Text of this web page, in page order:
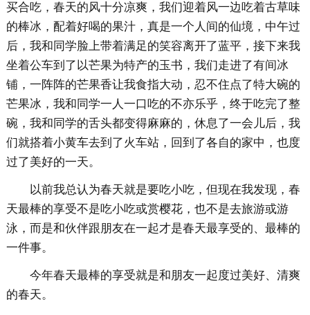
买合吃，春天的风十分凉爽，我们迎着风一边吃着古草味
的棒冰，配着好喝的果汁，真是一个人间的仙境，中午过
后，我和同学脸上带着满足的笑容离开了蓝平，接下来我
坐着公车到了以芒果为特产的玉书，我们走进了有间冰
铺，一阵阵的芒果香让我食指大动，忍不住点了特大碗的
芒果冰，我和同学一人一口吃的不亦乐乎，终于吃完了整
碗，我和同学的舌头都变得麻麻的，休息了一会儿后，我
们就搭着小黄车去到了火车站，回到了各自的家中，也度
过了美好的一天。
以前我总认为春天就是要吃小吃，但现在我发现，春
天最棒的享受不是吃小吃或赏樱花，也不是去旅游或游
泳，而是和伙伴跟朋友在一起才是春天最享受的、最棒的
一件事。
今年春天最棒的享受就是和朋友一起度过美好、清爽
的春天。